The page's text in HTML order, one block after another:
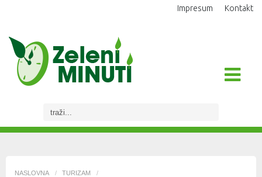
Impresum Kontakt
NASLOVNA / TURIZAM
/